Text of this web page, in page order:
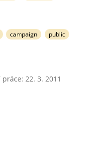
campaign
public
22. 3. 2011